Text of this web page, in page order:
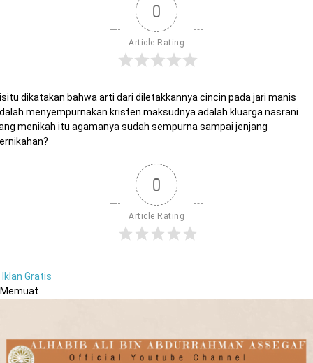
0
Article Rating
dikatakan bahwa arti dari diletakkannya cincin pada jari manis
menyempurnakan kristen.maksudnya adalah kluarga nasrani
menikah itu agamanya sudah sempurna sampai jenjang
0
Article Rating
Iklan Gratis
Memuat